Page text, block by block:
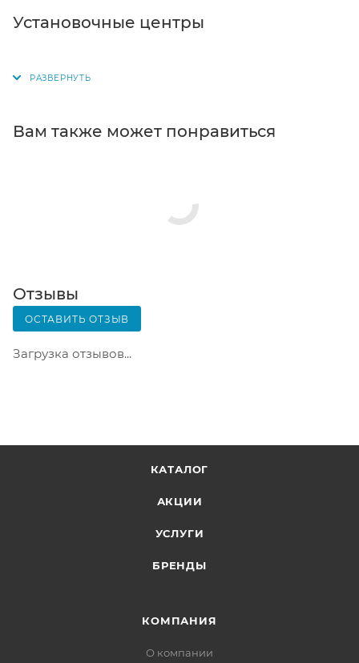
для выбора появится в корзине. Когда заказ
получения заказа обратитесь к сотруднику в
телефон или e-mail придет уникальный код.
Почтовая доставка через почту России. Когда
заказ придет в отделение, на ваш адрес придет
Вскрывать коробку самостоятельно вы можете
только после оплаты заказа. Один заказ может
содержать не больше 10 позиций и его стоимость
не должна превышать 100 000 р.
Установочные центры
Вам также может понравиться
Отзывы
ОСТАВИТЬ ОТЗЫВ
Загрузка отзывов...
КАТАЛОГ
АКЦИИ
УСЛУГИ
БРЕНДЫ
КОМПАНИЯ
О компании